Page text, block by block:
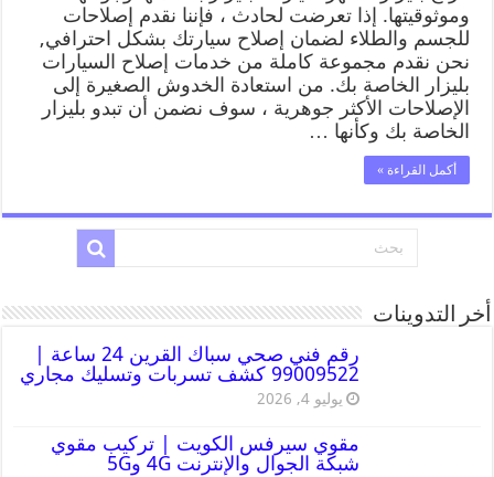
وموثوقيتها. إذا تعرضت لحادث ، فإننا نقدم إصلاحات
للجسم والطلاء لضمان إصلاح سيارتك بشكل احترافي,
نحن نقدم مجموعة كاملة من خدمات إصلاح السيارات
بليزار الخاصة بك. من استعادة الخدوش الصغيرة إلى
الإصلاحات الأكثر جوهرية ، سوف نضمن أن تبدو بليزار
الخاصة بك وكأنها …
أكمل القراءة »
أخر التدوينات
رقم فني صحي سباك القرين 24 ساعة |
99009522 كشف تسربات وتسليك مجاري
يوليو 4, 2026
مقوي سيرفس الكويت | تركيب مقوي
شبكة الجوال والإنترنت 4G و5G